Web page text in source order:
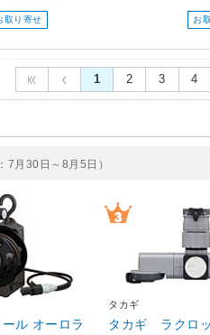
取り寄せ お
1 2 3 4
7月30日～8月5日）
ル オーロラ
タカギ
タカギ ラクロ